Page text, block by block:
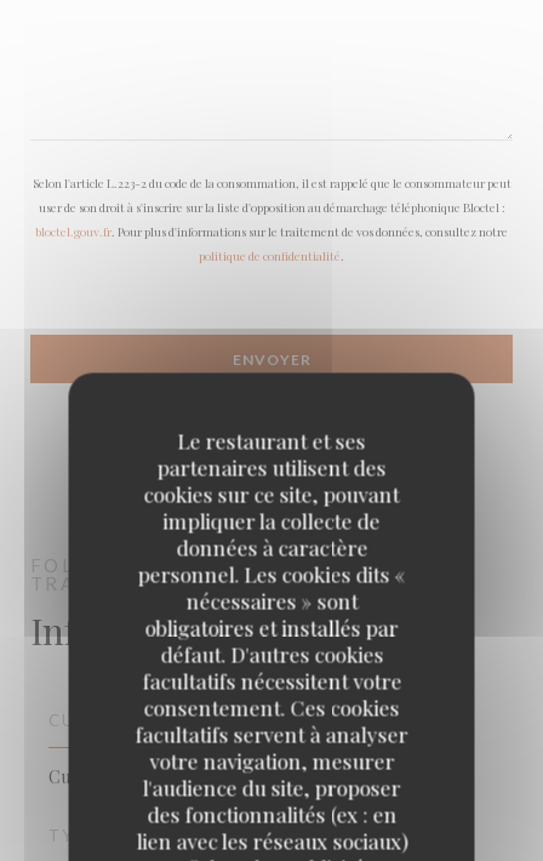
Le restaurant et ses
partenaires utilisent des
cookies sur ce site, pouvant
impliquer la collecte de
données à caractère
personnel. Les cookies dits «
nécessaires » sont
obligatoires et installés par
défaut. D'autres cookies
facultatifs nécessitent votre
consentement. Ces cookies
facultatifs servent à analyser
votre navigation, mesurer
l'audience du site, proposer
des fonctionnalités (ex : en
lien avec les réseaux sociaux)
Selon l'article L.223-2 du code de la consommation, il est rappelé que le consommateur peut
user de son droit à s'inscrire sur la liste d'opposition au démarchage téléphonique Bloctel :
bloctel.gouv.fr . Pour plus d'informations sur le traitement de vos données, consultez notre
politique de confidentialité
FOLLES SAISONS
RESTAURANT
TRADITIONNELTOULOUSE
Infos pratiques
CUISINE
Cuisine Traditionnelle, Produits frais, Fait maison
TYPE DE RESTAURANT